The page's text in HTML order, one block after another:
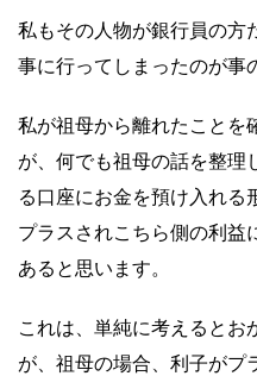
私もその人物が銀行員の方
事に行ってしまったのが事
私が祖母から離れたことを
が、何でも祖母の話を整理
る口座にお金を預け入れる
プラスされこちら側の利益
あると思います。
これは、単純に考えるとお
が、祖母の場合、利子がプ